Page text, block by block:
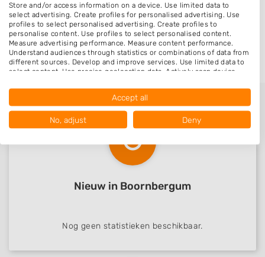
Drachten-Azeven
De Veenhoop
Nijega
Nieuw in Boornbergum
Nog geen statistieken beschikbaar.
Store and/or access information on a device. Use limited data to
select advertising. Create profiles for personalised advertising. Use
profiles to select personalised advertising. Create profiles to
personalise content. Use profiles to select personalised content.
Measure advertising performance. Measure content performance.
Understand audiences through statistics or combinations of data from
different sources. Develop and improve services. Use limited data to
select content. Use precise geolocation data. Actively scan device
Data may be shared outside of the European Union and send to the
Your consent and the cookie policy applies solely to this website/app.
View Partner List (1016 IAB Vendors)
We use your data for the following purposes:
Create profiles for personalised advertising
Use profiles to select personalised
Accept all
No, adjust Deny